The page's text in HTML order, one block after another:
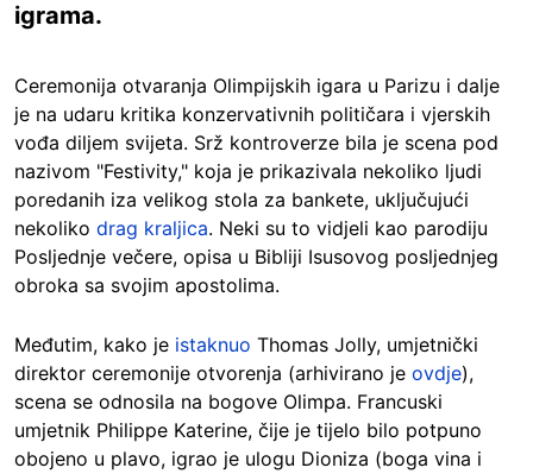
igrama.
Ceremonija otvaranja Olimpijskih igara u Parizu i dalje
je na udaru kritika konzervativnih političara i vjerskih
vođa diljem svijeta. Srž kontroverze bila je scena pod
nazivom "Festivity," koja je prikazivala nekoliko ljudi
poredanih iza velikog stola za bankete, uključujući
nekoliko drag kraljica. Neki su to vidjeli kao parodiju
Posljednje večere, opisa u Bibliji Isusovog posljednjeg
obroka sa svojim apostolima.
Međutim, kako je istaknuo Thomas Jolly, umjetnički
direktor ceremonije otvorenja (arhivirano je ovdje),
scena se odnosila na bogove Olimpa. Francuski
umjetnik Philippe Katerine, čije je tijelo bilo potpuno
obojeno u plavo, igrao je ulogu Dioniza (boga vina i